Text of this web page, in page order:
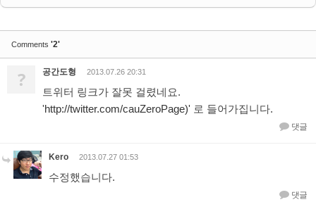
Comments '2'
? 공간도형 2013.07.26 20:31
트위터 링크가 잘못 걸렸네요.
'http://twitter.com/cauZeroPage)' 로 들어가집니다.
댓글
Kero 2013.07.27 01:53
수정했습니다.
댓글